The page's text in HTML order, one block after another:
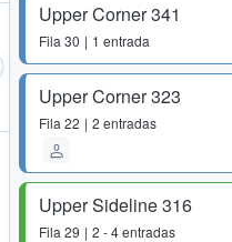
Upper Corner 341
Fila 30 1 entrada
Upper Corner 323
Fila 22 2 entradas
Upper Sideline 316
Fila 29 2 - 4 entradas